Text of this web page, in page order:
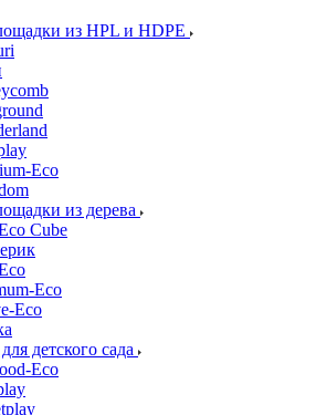
из HPL и HDPE
Eco
из дерева
Cube
Еco
Eco
детского сада
Eco